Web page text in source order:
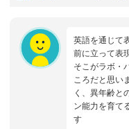
英語を通じて
前に立って表
そこがラボ・
ころだと思い
く、異年齢と
ン能力を育て
す